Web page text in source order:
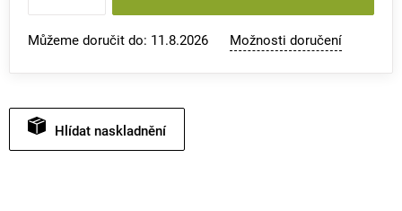
Můžeme doručit do: 11.8.2026 Možnosti doručení
Hlídat